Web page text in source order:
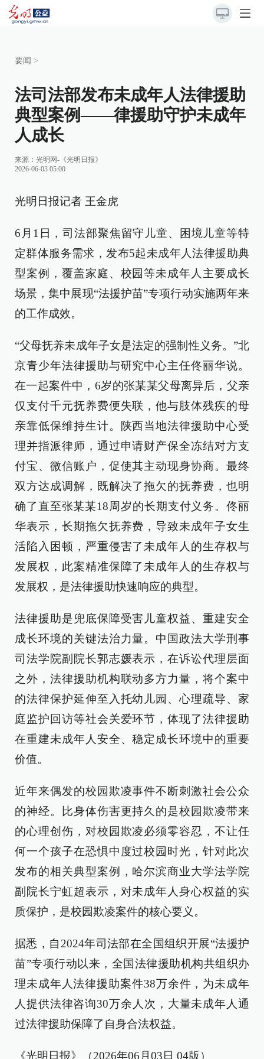
要闻 >
法司法部发布未成年人法律援助
典型案例——律援助守护未成年
人成长
来源： 光明网-《光明日报》
2026-06-03 05:00
光明日报记者 王金虎
6月1日，司法部聚焦留守儿童、困境儿童等特
定群体服务需求，发布5起未成年人法律援助典
型案例，覆盖家庭、校园等未成年人主要成长
场景，集中展现“法援护苗”专项行动实施两年来
的工作成效。
“父母抚养未成年子女是法定的强制性义务。”北
京青少年法律援助与研究中心主任佟丽华说。
在一起案件中，6岁的张某某父母离异后，父亲
仅支付千元抚养费便失联，他与肢体残疾的母
亲靠低保维持生计。陕西当地法律援助中心受
理并指派律师，通过申请财产保全冻结对方支
付宝、微信账户，促使其主动现身协商。最终
双方达成调解，既解决了拖欠的抚养费，也明
确了直至张某某18周岁的长期支付义务。佟丽
华表示，长期拖欠抚养费，导致未成年子女生
活陷入困顿，严重侵害了未成年人的生存权与
发展权，此案精准保障了未成年人的生存权与
发展权，是法律援助快速响应的典型。
法律援助是兜底保障受害儿童权益、重建安全
成长环境的关键法治力量。中国政法大学刑事
司法学院副院长郭志媛表示，在诉讼代理层面
之外，法律援助机构联动多方力量，将个案中
的法律保护延伸至入托幼儿园、心理疏导、家
庭监护回访等社会关爱环节，体现了法律援助
在重建未成年人安全、稳定成长环境中的重要
价值。
近年来偶发的校园欺凌事件不断刺激社会公众
的神经。比身体伤害更持久的是校园欺凌带来
的心理创伤，对校园欺凌必须零容忍，不让任
何一个孩子在恐惧中度过校园时光，针对此次
发布的相关典型案例，哈尔滨商业大学法学院
副院长宁虹超表示，对未成年人身心权益的实
质保护，是校园欺凌案件的核心要义。
据悉，自2024年司法部在全国组织开展“法援护
苗”专项行动以来，全国法律援助机构共组织办
理未成年人法律援助案件38万余件，为未成年
人提供法律咨询30万余人次，大量未成年人通
过法律援助保障了自身合法权益。
《光明日报》（2026年06月03日 04版）